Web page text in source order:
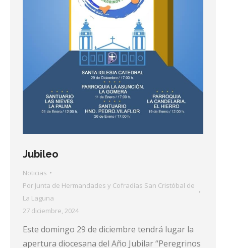
Jubileo
Noticias
Por Junta de Hermandades y Cofradías San Cristóbal de
La Laguna
27 diciembre, 2024
Este domingo 29 de diciembre tendrá lugar la
apertura diocesana del Año Jubilar “Peregrinos